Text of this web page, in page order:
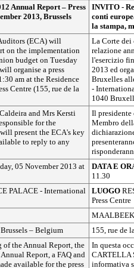
Annual Report – Press
2013, Brussels
INVITO -
conti
la stampa,
(ECA) will
on the implementation
budget on Tuesday
organise a press
am at the Residence
Centre (155, rue de la
La Corte dei
relazione
l'esercizio
2013 ed
Bruxelles
-
1040
and Mrs Kersti
for the
present the ECA's key
to reply to any
Il
Membro
05 November 2013 at
DATA E
11.30
PALACE - International
LUOGO
Press Centre
– Belgium
155, rue de
of the Annual Report, the
Report, a FAQ and
available for the press
In questa
CARTELLA
informativa